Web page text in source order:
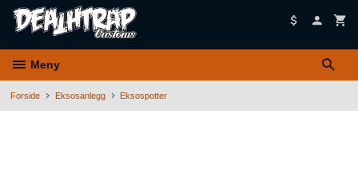
Meny
Forside Eksosanlegg Eksospotter